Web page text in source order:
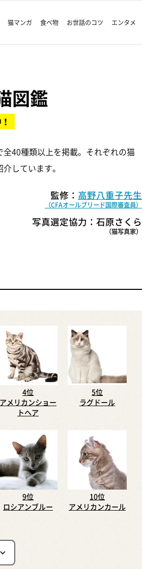
猫マンガ 食べ物 お世話のコツ エンタメ
図鑑
40種類以上を掲載。それぞれの猫
しています。
監修： 高野八重子先生
（CFAオールブリード国際審査員）
写真選定協力：石原さくら
（猫写真家）
4位
アメリカンショー
トヘア
5位
ラグドール
9位
ロシアンブルー
10位
アメリカンカール